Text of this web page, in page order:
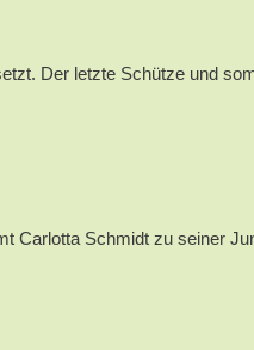
Der letzte Schütze und
Carlotta Schmidt zu seiner